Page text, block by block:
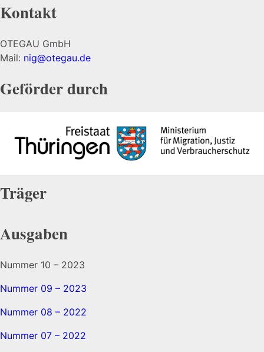
Kontakt
OTEGAU GmbH
Mail: nig@otegau.de
Geförder durch
Träger
Ausgaben
Nummer 10 – 2023
Nummer 09 – 2023
Nummer 08 – 2022
Nummer 07 – 2022